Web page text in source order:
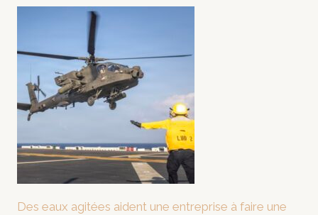
Des eaux agitées aident une entreprise à faire une